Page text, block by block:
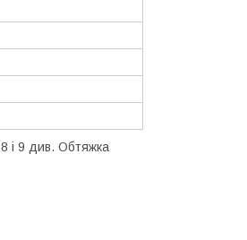
і 9 див. Обтяжка